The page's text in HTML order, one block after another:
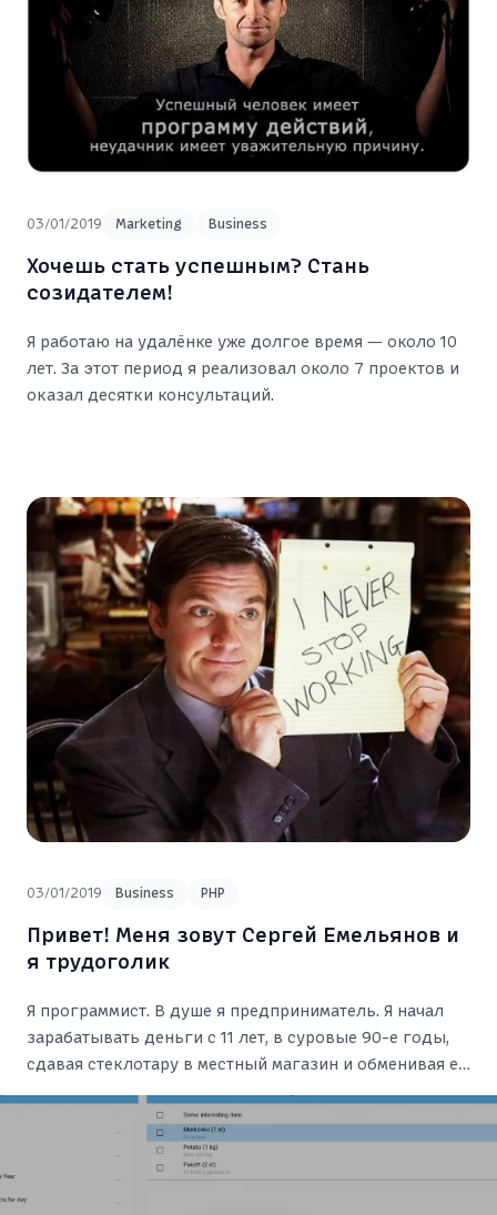
03/01/2019 Marketing Business
Хочешь стать успешным? Стань
созидателем!
Я работаю на удалёнке уже долгое время — около 10
лет. За этот период я реализовал около 7 проектов и
оказал десятки консультаций.
03/01/2019 Business PHP
Привет! Меня зовут Сергей Емельянов и
я трудоголик
Я программист. В душе я предприниматель. Я начал
зарабатывать деньги с 11 лет, в суровые 90-е годы,
сдавая стеклотару в местный магазин и обменивая её
на сладости. Я зарабатывал столько, что хватало на
разные вкусняшки.